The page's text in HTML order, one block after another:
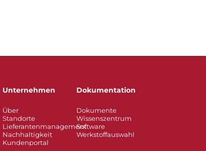
Unternehmen
Über
Standorte
Lieferantenmanagement
Nachhaltigkeit
Kundenportal
Dokumentation
Dokumente
Wissenszentrum
Software
Werkstoffauswahl